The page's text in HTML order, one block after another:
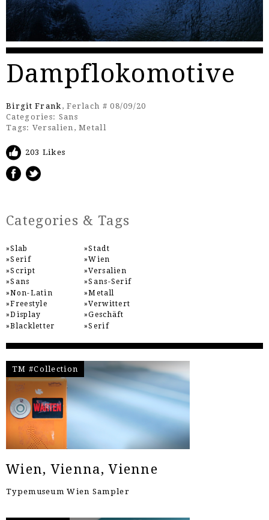
Dampflokomotive
Birgit Frank , Ferlach # 08/09/20
Categories: Sans
Tags: Versalien ,Metall
203 Likes
Categories & Tags
Slab
Serif
Script
Sans
Non-Latin
Freestyle
Display
Blackletter
Stadt
Wien
Versalien
Sans-Serif
Metall
Verwittert
Geschäft
Serif
TM #Collection
Wien, Vienna, Vienne
Typemuseum Wien Sampler